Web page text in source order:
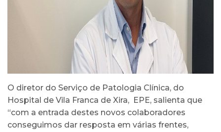
O diretor do Serviço de Patologia Clínica, do
Hospital de Vila Franca de Xira, EPE, salienta que
“com a entrada destes novos colaboradores
conseguimos dar resposta em várias frentes,